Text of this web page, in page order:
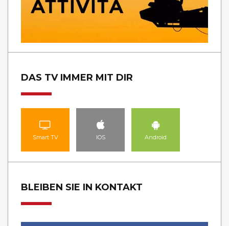
DAS TV IMMER MIT DIR
Smart TV IOS Android
BLEIBEN SIE IN KONTAKT